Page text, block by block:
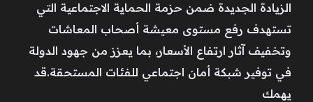
الزيادة الجديدة ضمن حزمة الحماية الاجتماعية التي
تستهدف رفع مستوى معيشة أصحاب المعاشات
وتخفيف آثار ارتفاع الأسعار، بما يعزز من جهود الدولة
في توفير شبكة أمان اجتماعي للفئات المستحقة.قد
يهمك